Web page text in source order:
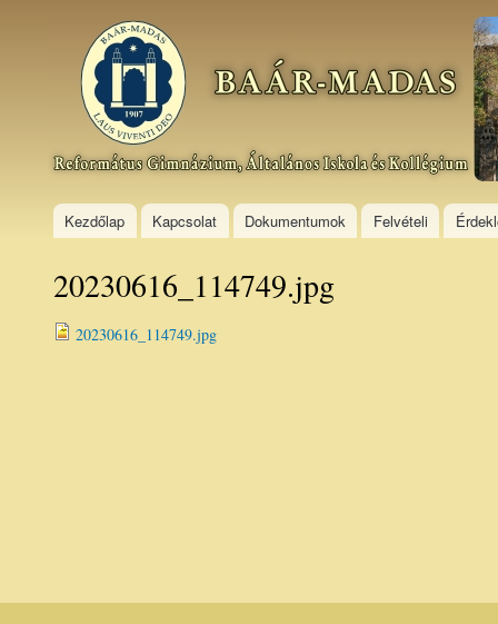
Baár–
Madas
Református
Gimnázium,
Általános
Kollégium
Kezdőlap Kapcsolat Dokumentumok Felvételi
20230616_114749.jpg
20230616_114749.jpg